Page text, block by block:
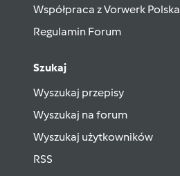
Współpraca z Vorwerk Polska
Regulamin Forum
Szukaj
Wyszukaj przepisy
Wyszukaj na forum
Wyszukaj użytkowników
RSS